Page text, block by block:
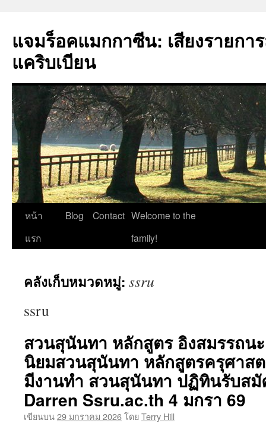
แจมร็อคแมกกาซีน: เสียงรายกา
แคริบเบียน
ข้าม
ไป
เนื้อหา
หน้า
แรก
Blog Contact Welcome to the
family!
คลังเก็บหมวดหมู่: ssru
ssru
สวนสุนันทา หลักสูตร อิงสมรรถน
นิยมสวนสุนันทา หลักสูตรครุศาส
มีงานทำ สวนสุนันทา ปฏิทินรับสมั
Darren Ssru.ac.th 4 มกรา 69
เขียนบน29 มกราคม 2026โดยTerry Hill